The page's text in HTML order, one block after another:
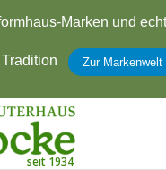
Marken und
Tradition Zur Markenwelt